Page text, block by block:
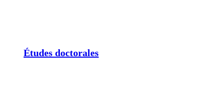
Études doctorales